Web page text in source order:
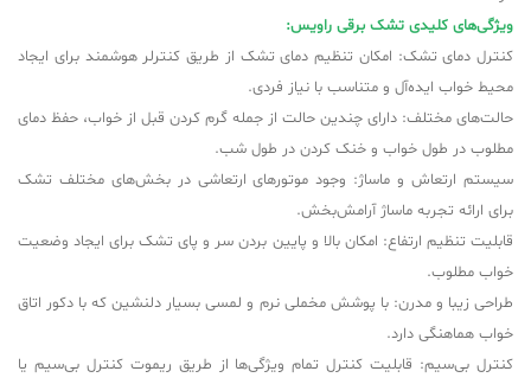
ویژگی‌های کلیدی تشک برقی راویس:
کنترل دمای تشک: امکان تنظیم دمای تشک از طریق کنترلر هوشمند برای ایجاد
محیط خواب ایده‌آل و متناسب با نیاز فردی.
حالت‌های مختلف: دارای چندین حالت از جمله گرم کردن قبل از خواب، حفظ دمای
مطلوب در طول خواب و خنک کردن در طول شب.
سیستم ارتعاش و ماساژ: وجود موتورهای ارتعاشی در بخش‌های مختلف تشک
برای ارائه تجربه ماساژ آرامش‌بخش.
قابلیت تنظیم ارتفاع: امکان بالا و پایین بردن سر و پای تشک برای ایجاد وضعیت
خواب مطلوب.
طراحی زیبا و مدرن: با پوشش مخملی نرم و لمسی بسیار دلنشین که با دکور اتاق
خواب هماهنگی دارد.
کنترل بی‌سیم: قابلیت کنترل تمام ویژگی‌ها از طریق ریموت کنترل بی‌سیم یا